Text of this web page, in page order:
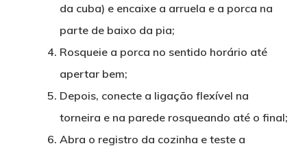
da cuba) e encaixe a arruela e a porca na
parte de baixo da pia;
Rosqueie a porca no sentido horário até
apertar bem;
Depois, conecte a ligação flexível na
torneira e na parede rosqueando até o final;
Abra o registro da cozinha e teste a